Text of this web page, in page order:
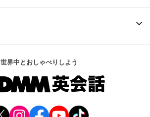
世界中とおしゃべりしよう